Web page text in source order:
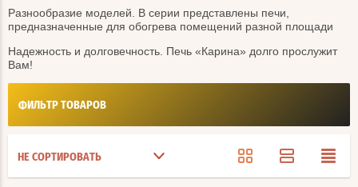
Разнообразие моделей. В серии представлены печи,
предназначенные для обогрева помещений разной площади
Надежность и долговечность. Печь «Карина» долго прослужит
Вам!
ФИЛЬТР ТОВАРОВ
НЕ СОРТИРОВАТЬ